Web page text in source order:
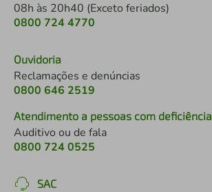
08h às 20h40 (Exceto feriados)
0800 724 4770
Ouvidoria
Reclamações e denúncias
0800 646 2519
Atendimento a pessoas com deficiência
Auditivo ou de fala
0800 724 0525
SAC